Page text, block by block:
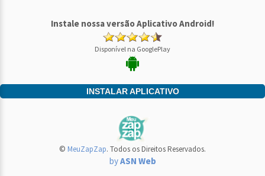
Instale nossa versão Aplicativo Android!
Disponível na GooglePlay
INSTALAR APLICATIVO
© MeuZapZap. Todos os Direitos Reservados.
byASN Web